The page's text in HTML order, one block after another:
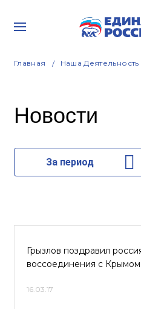
Главная Наша Деятельность
Новости
За период
Грызлов поздравил
воссоединения с Крымом
16.03.17